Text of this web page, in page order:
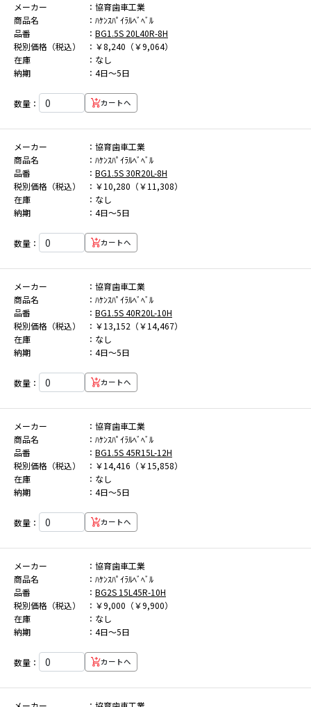
メーカー
協育歯車工業
商品名
ﾊｹﾝｽﾊﾟｲﾗﾙﾍﾞﾍﾞﾙ
品番
BG1.5S 20L40R-8H
税別価格（税込）
￥8,240（￥9,064）
在庫
なし
納期
4日～5日
数量： カートへ
メーカー
協育歯車工業
商品名
ﾊｹﾝｽﾊﾟｲﾗﾙﾍﾞﾍﾞﾙ
品番
BG1.5S 30R20L-8H
税別価格（税込）
￥10,280（￥11,308）
在庫
なし
納期
4日～5日
数量： カートへ
メーカー
協育歯車工業
商品名
ﾊｹﾝｽﾊﾟｲﾗﾙﾍﾞﾍﾞﾙ
品番
BG1.5S 40R20L-10H
税別価格（税込）
￥13,152（￥14,467）
在庫
なし
納期
4日～5日
数量： カートへ
メーカー
協育歯車工業
商品名
ﾊｹﾝｽﾊﾟｲﾗﾙﾍﾞﾍﾞﾙ
品番
BG1.5S 45R15L-12H
税別価格（税込）
￥14,416（￥15,858）
在庫
なし
納期
4日～5日
数量： カートへ
メーカー
協育歯車工業
商品名
ﾊｹﾝｽﾊﾟｲﾗﾙﾍﾞﾍﾞﾙ
品番
BG2S 15L45R-10H
税別価格（税込）
￥9,000（￥9,900）
在庫
なし
納期
4日～5日
数量： カートへ